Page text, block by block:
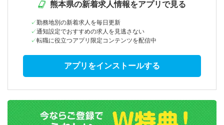
熊本県の新着求人情報をアプリで見る
勤務地別の新着求人を毎日更新
通知設定でおすすめの求人を見逃さない
転職に役立つアプリ限定コンテンツを配信中
アプリをインストールする